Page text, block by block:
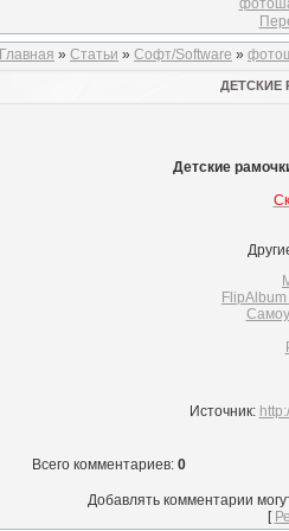
Главная » Статьи » Софт/Software »
ДЕТСКИЕ
Детские
Источник:
Всего комментариев: 0
Добавлять комментарии
[